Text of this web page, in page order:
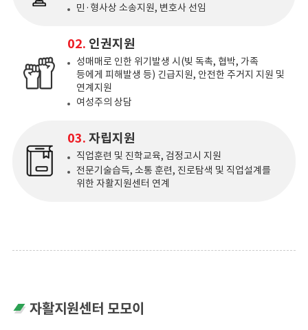
민·형사상 소송지원, 변호사 선임
02. 인권지원
성매매로 인한 위기발생 시(빚 독촉, 협박, 가족
등에게 피해발생 등) 긴급지원, 안전한 주거지 지원 및
연계지원
여성주의 상담
03. 자립지원
직업훈련 및 진학교육, 검정고시 지원
전문기술습득, 소통 훈련, 진로탐색 및 직업설계를
위한 자활지원센터 연계
자활지원센터 모모이